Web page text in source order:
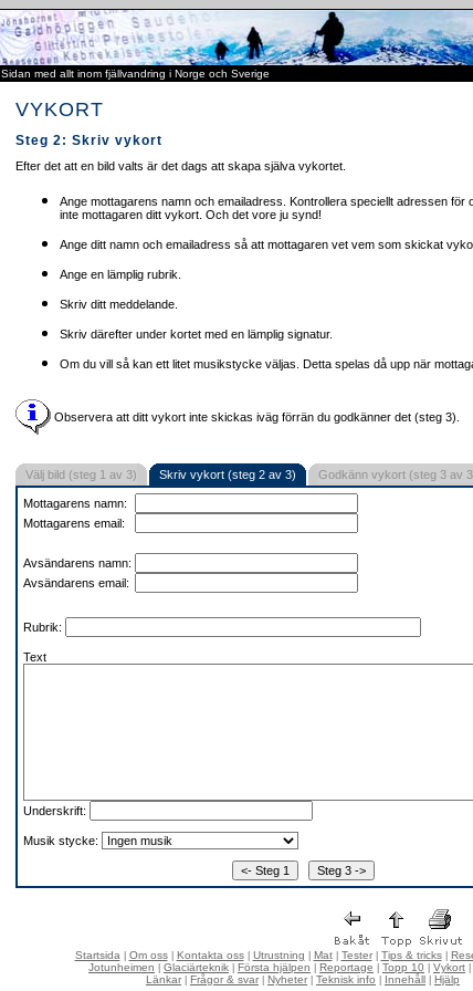
Sidan med allt inom fjällvandring i Norge och Sverige
VYKORT
Steg 2: Skriv vykort
Efter det att en bild valts är det dags att skapa själva vykortet.
Ange mottagarens namn och emailadress. Kontrollera speciellt adressen för
inte mottagaren ditt vykort. Och det vore ju synd!
Ange ditt namn och emailadress så att mottagaren vet vem som skickat
Ange en lämplig rubrik.
Skriv ditt meddelande.
Skriv därefter under kortet med en lämplig signatur.
Om du vill så kan ett litet musikstycke väljas. Detta spelas då upp när
Observera att ditt vykort inte skickas iväg förrän du godkänner det (steg 3).
Välj bild (steg 1 av 3) Skriv vykort (steg 2 av 3) Godkänn vykort (steg 3 av
Mottagarens namn:
Mottagarens email:
Avsändarens namn:
Avsändarens email:
Rubrik:
Text
Underskrift:
Musik stycke:
Startsida| Om oss| Kontakta oss| Utrustning Mat| Tester| Tips & tricks|
Jotunheimen
Glaciärteknik Första hjälpen Reportage Topp 10 Vykort
Länkar
Frågor & svar Nyheter Teknisk info Innehåll Hjälp